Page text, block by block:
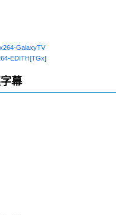
GalaxyTV
EDITH[TGx]
幕